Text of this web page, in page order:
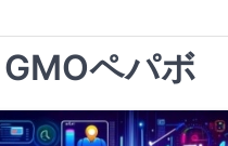
GMOペパボ